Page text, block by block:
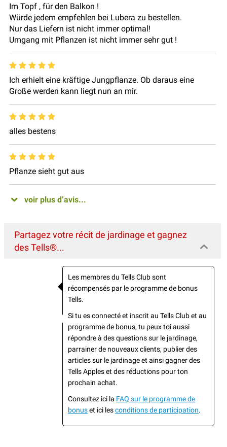
Im Topf , für den Balkon !
Würde jedem empfehlen bei Lubera zu bestellen.
Nur das Liefern ist nicht immer optimal!
Umgang mit Pflanzen ist nicht immer sehr gut !
Ich erhielt eine kräftige Jungpflanze. Ob daraus eine
Große werden kann liegt nun an mir.
alles bestens
Pflanze sieht gut aus
voir plus d’avis...
Partagez votre récit de jardinage et gagnez
des Tells®...
Les membres du Tells Club sont
récompensés par le programme de bonus
Tells.
Si tu es connecté et inscrit au Tells Club et au
programme de bonus, tu peux toi aussi
répondre à des questions sur le jardinage,
parrainer de nouveaux clients, publier des
articles sur le jardinage et ainsi gagner des
Tells Apples et des réductions pour ton
prochain achat.
Consultez ici la FAQ sur le programme de
bonuset ici lesconditions de participation.